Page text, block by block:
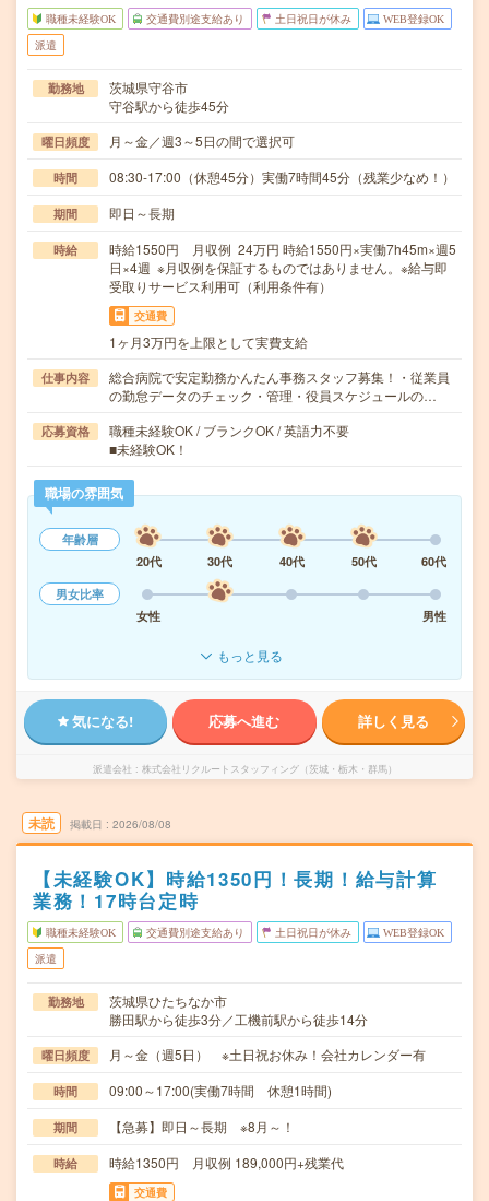
職種未経験OK 交通費別途支給あり 土日祝日が休み WEB登録OK
派遣
勤務地
茨城県守谷市
守谷駅から徒歩45分
曜日頻度 月～金／週3～5日の間で選択可
時間 08:30-17:00（休憩45分）実働7時間45分（残業少なめ！）
期間 即日～長期
時給
時給1550円 月収例 24万円 時給1550円×実働7h45m×週5
日×4週 ※月収例を保証するものではありません。※給与即
受取りサービス利用可（利用条件有）
交通費
1ヶ月3万円を上限として実費支給
仕事内容
総合病院で安定勤務かんたん事務スタッフ募集！・従業員
の勤怠データのチェック・管理・役員スケジュールの…
応募資格
職種未経験OK / ブランクOK / 英語力不要
■未経験OK！
職場の雰囲気
年齢層
20代
30代 40代 50代
60代
男女比率
女性
男性
もっと見る
気になる! 応募へ進む 詳しく見る
派遣会社 株式会社リクルートスタッフィング（茨城・栃木・群馬）
未読 掲載日 2026/08/08
【未経験OK】時給1350円！長期！給与計算
業務！17時台定時
職種未経験OK 交通費別途支給あり 土日祝日が休み WEB登録OK
派遣
勤務地
茨城県ひたちなか市
勝田駅から徒歩3分／工機前駅から徒歩14分
曜日頻度 月～金（週5日） ※土日祝お休み！会社カレンダー有
時間 09:00～17:00(実働7時間 休憩1時間)
期間 【急募】即日～長期 ※8月～！
時給 時給1350円 月収例 189,000円+残業代
交通費